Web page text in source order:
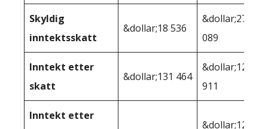
Skyldig
inntektsskatt
&dollar;18 536
&dollar;27
089
Inntekt etter
skatt
&dollar;131 464
&dollar;122
911
Inntekt etter
&dollar;120